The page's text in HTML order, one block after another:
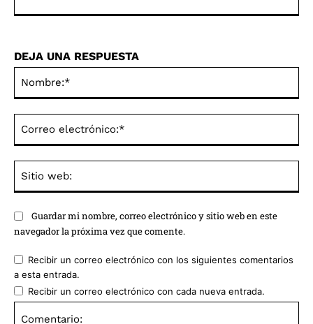
DEJA UNA RESPUESTA
Guardar mi nombre, correo electrónico y sitio web en este
navegador la próxima vez que comente.
Recibir un correo electrónico con los siguientes comentarios
a esta entrada.
Recibir un correo electrónico con cada nueva entrada.